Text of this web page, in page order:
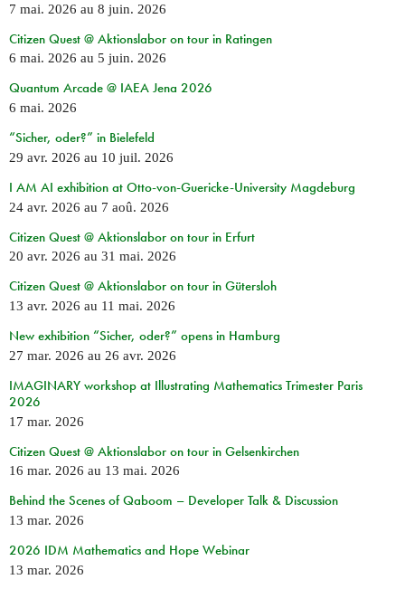
7 mai. 2026 au 8 juin. 2026
Citizen Quest @ Aktionslabor on tour in Ratingen
6 mai. 2026 au 5 juin. 2026
Quantum Arcade @ IAEA Jena 2026
6 mai. 2026
“Sicher, oder?” in Bielefeld
29 avr. 2026 au 10 juil. 2026
I AM AI exhibition at Otto-von-Guericke-University Magdeburg
24 avr. 2026 au 7 aoû. 2026
Citizen Quest @ Aktionslabor on tour in Erfurt
20 avr. 2026 au 31 mai. 2026
Citizen Quest @ Aktionslabor on tour in Gütersloh
13 avr. 2026 au 11 mai. 2026
New exhibition “Sicher, oder?” opens in Hamburg
27 mar. 2026 au 26 avr. 2026
IMAGINARY workshop at Illustrating Mathematics Trimester Paris
2026
17 mar. 2026
Citizen Quest @ Aktionslabor on tour in Gelsenkirchen
16 mar. 2026 au 13 mai. 2026
Behind the Scenes of Qaboom – Developer Talk & Discussion
13 mar. 2026
2026 IDM Mathematics and Hope Webinar
13 mar. 2026